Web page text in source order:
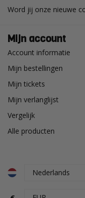
Word jij onze nieuwe
Mijn account
Account informatie
Mijn bestellingen
Mijn tickets
Mijn verlanglijst
Vergelijk
Alle producten